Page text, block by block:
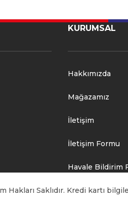
KURUMSAL
Hakkımızda
Mağazamız
İletişim
İletişim Formu
Havale Bildirim
Hakları Saklıdır. Kredi kartı